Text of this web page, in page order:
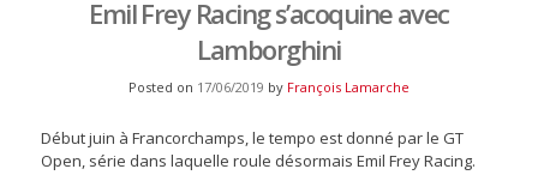
Emil Frey Racing s’acoquine avec
Lamborghini
Posted on 17/06/2019 by François Lamarche
Début juin à Francorchamps, le tempo est donné par le GT
Open, série dans laquelle roule désormais Emil Frey Racing.